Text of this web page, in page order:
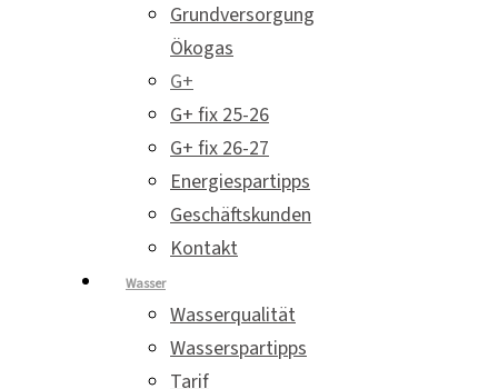
Grundversorgung
Ökogas
G+
G+ fix 25-26
G+ fix 26-27
Energiespartipps
Geschäftskunden
Kontakt
Wasser
Wasserqualität
Wasserspartipps
Tarif